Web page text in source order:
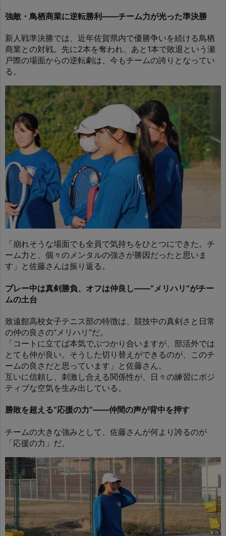
強敵・鳥栖商業に逆転勝利――チーム力が光った準決勝
新人戦準決勝では、近年佐賀県内で優勝争いを続ける鳥栖
商業との対戦。先に2本を奪われ、あと1本で敗退という瀬
戸際の場面からの逆転劇は、今もチームの誇りとなってい
る。
「崩れそうな場面でも全員で気持ちをひとつにできた。チ
ーム力と、個々のメンタルの強さが勝因だったと思いま
す」と佐藤さんは振り返る。
プレー中は真剣勝負、オフは仲良し――“メリハリ”がチー
ムの土台
致遠館高校女子テニス部の特徴は、競技中の真剣さと日常
の仲の良さの“メリハリ”だ。
「コートに立てば本気でぶつかり合いますが、部活外では
とても仲が良い。そうした切り替えができるのが、このチ
ームの良さだと思っています」と佐藤さん。
互いに信頼し、刺激し合える関係性が、日々の練習にポジ
ティブな空気を生み出している。
勝敗を超える“応援の力”――仲間の声が背中を押す
チームの大きな強みとして、佐藤さんが何より誇るのが
「応援の力」だ。